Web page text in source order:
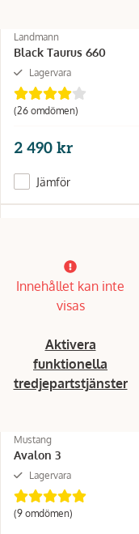
Landmann
Black Taurus 660
Lagervara
(26 omdömen)
2 490 kr
Jämför
Innehållet kan inte
visas
Aktivera
funktionella
tredjepartstjänster
Mustang
Avalon 3
Lagervara
(9 omdömen)